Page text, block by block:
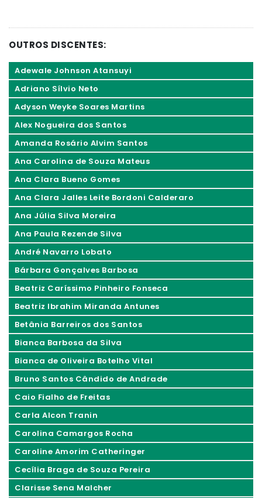
OUTROS DISCENTES:
Adewale Johnson Atansuyi
Adriano Sílvio Neto
Adyson Weyke Soares Martins
Alex Nogueira dos Santos
Amanda Rosário Alvim Santos
Ana Carolina de Souza Mateus
Ana Clara Bueno Gomes
Ana Clara Jalles Leite Bordoni Calderaro
Ana Júlia Silva Moreira
Ana Paula Rezende Silva
André Navarro Lobato
Bárbara Gonçalves Barbosa
Beatriz Caríssimo Pinheiro Fonseca
Beatriz Ibrahim Miranda Antunes
Betânia Barreiros dos Santos
Bianca Barbosa da Silva
Bianca de Oliveira Botelho Vital
Bruno Santos Cândido de Andrade
Caio Fialho de Freitas
Carla Alcon Tranin
Carolina Camargos Rocha
Caroline Amorim Catheringer
Cecília Braga de Souza Pereira
Clarisse Sena Malcher